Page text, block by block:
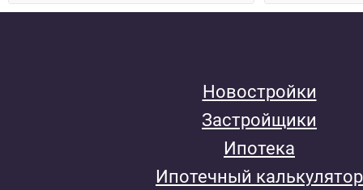
Новостройки
Застройщики
Ипотека
Ипотечный калькулятор